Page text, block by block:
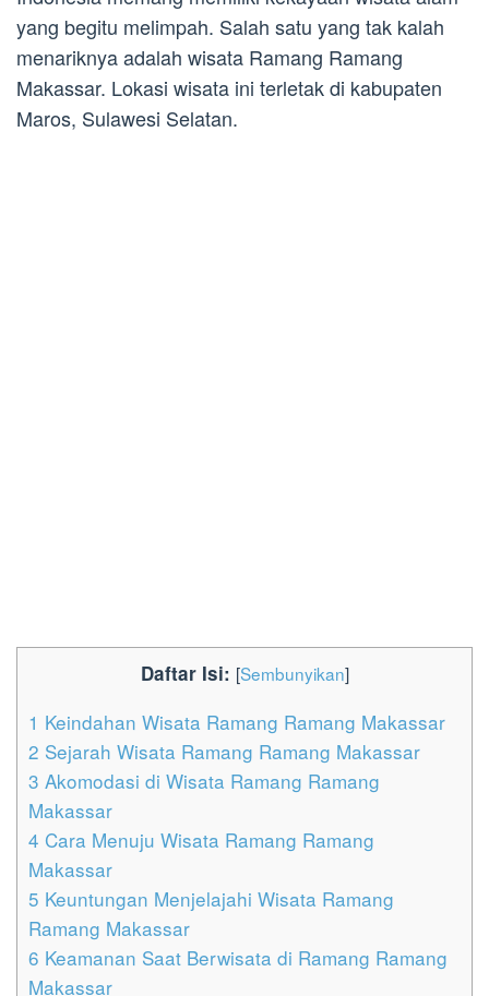
yang begitu melimpah. Salah satu yang tak kalah
menariknya adalah wisata Ramang Ramang
Makassar. Lokasi wisata ini terletak di kabupaten
Maros, Sulawesi Selatan.
Daftar Isi: [Sembunyikan]
1 Keindahan Wisata Ramang Ramang Makassar
2 Sejarah Wisata Ramang Ramang Makassar
3 Akomodasi di Wisata Ramang Ramang
Makassar
4 Cara Menuju Wisata Ramang Ramang
Makassar
5 Keuntungan Menjelajahi Wisata Ramang
Ramang Makassar
6 Keamanan Saat Berwisata di Ramang Ramang
Makassar